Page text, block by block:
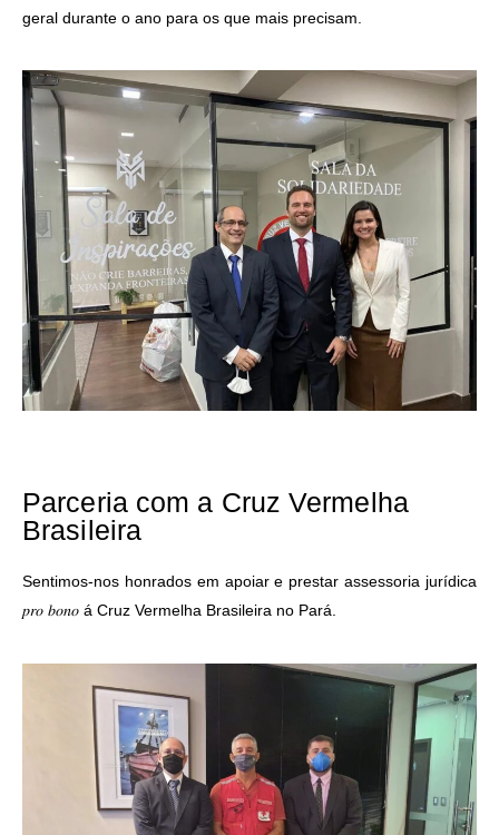
geral durante o ano para os que mais precisam.
Parceria com a Cruz Vermelha
Brasileira
Sentimos-nos honrados em apoiar e prestar assessoria jurídica
𝑝𝑟𝑜 𝑏𝑜𝑛𝑜 á Cruz Vermelha Brasileira no Pará.